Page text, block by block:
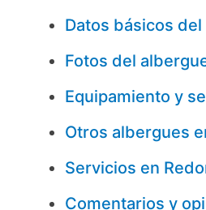
Datos básicos
Fotos del
Equipamiento y
Otros albergues
Servicios en
Comentarios y